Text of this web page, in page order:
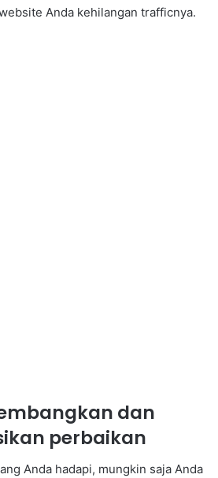
Anda kehilangan trafficnya.
dan
perbaikan
Anda hadapi, mungkin saja Anda